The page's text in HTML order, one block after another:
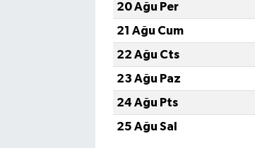
20 Ağu Per
21 Ağu Cum
22 Ağu Cts
23 Ağu Paz
24 Ağu Pts
25 Ağu Sal